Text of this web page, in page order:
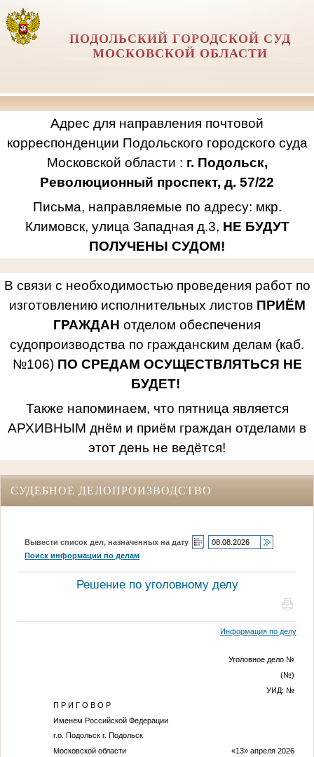
ПОДОЛЬСКИЙ ГОРОДСКОЙ СУД
МОСКОВСКОЙ ОБЛАСТИ
Адрес для направления почтовой
корреспонденции Подольского городского суда
Московской области : г. Подольск,
Революционный проспект, д. 57/22
Письма, направляемые по адресу: мкр.
Климовск, улица Западная д.3, НЕ БУДУТ
ПОЛУЧЕНЫ СУДОМ!
В связи с необходимостью проведения работ по
изготовлению исполнительных листов ПРИЁМ
ГРАЖДАН отделом обеспечения
судопроизводства по гражданским делам (каб.
№106) ПО СРЕДАМ ОСУЩЕСТВЛЯТЬСЯ НЕ
БУДЕТ!
Также напоминаем, что пятница является
АРХИВНЫМ днём и приём граждан отделами в
этот день не ведётся!
СУДЕБНОЕ ДЕЛОПРОИЗВОДСТВО
Вывести список дел, назначенных на дату
Поиск информации по делам
Решение по уголовному делу
Информация по делу
Уголовное дело №
(№)
УИД: №
П Р И Г О В О Р
Именем Российской Федерации
г.о. Подольск г. Подольск
Московской области «13» апреля 2026